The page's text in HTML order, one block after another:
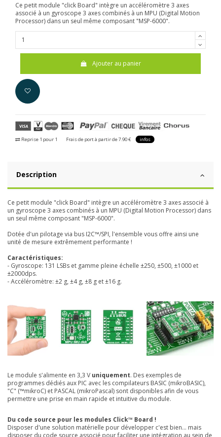
Ce petit module "click Board" intègre un accéléromètre 3 axes
associé à un gyroscope 3 axes combinés à un MPU (Digital Motion
Processor) dans un seul même composant "MSP-6000".
Ajouter au panier
Reprise 1 pour 1 Frais de port à partir de 7.90 € infos
Description
Ce petit module "click Board" intègre un accéléromètre 3 axes associé à
un gyroscope 3 axes combinés à un MPU (Digital Motion Processor) dans
un seul même composant "MSP-6000".
Dotée d'un pilotage via bus I2C™/SPI, l'ensemble vous offre ainsi une
unité de mesure extrêmement performante !
Caractéristiques:
- Gyroscope: 131 LSBs et gamme pleine échelle ±250, ±500, ±1000 et
±2000dps.
- Accéléromètre: ±2 g, ±4 g, ±8 g et ±16 g.
Le module s'alimente en 3,3 V uniquement. Des exemples de
programmes dédiés aux PIC avec les compilateurs BASIC (mikroBASIC),
"C" (™mikroC) et PASCAL (mikroPascal) sont disponibles afin de vous
permettre une prise en main rapide et intuitive du module.
Du code source pour les modules Click™ Board !
Disposer d'une solution matérielle pour développer c'est bien... mais
disposer du code source associé pour faciliter une intégration au sein de